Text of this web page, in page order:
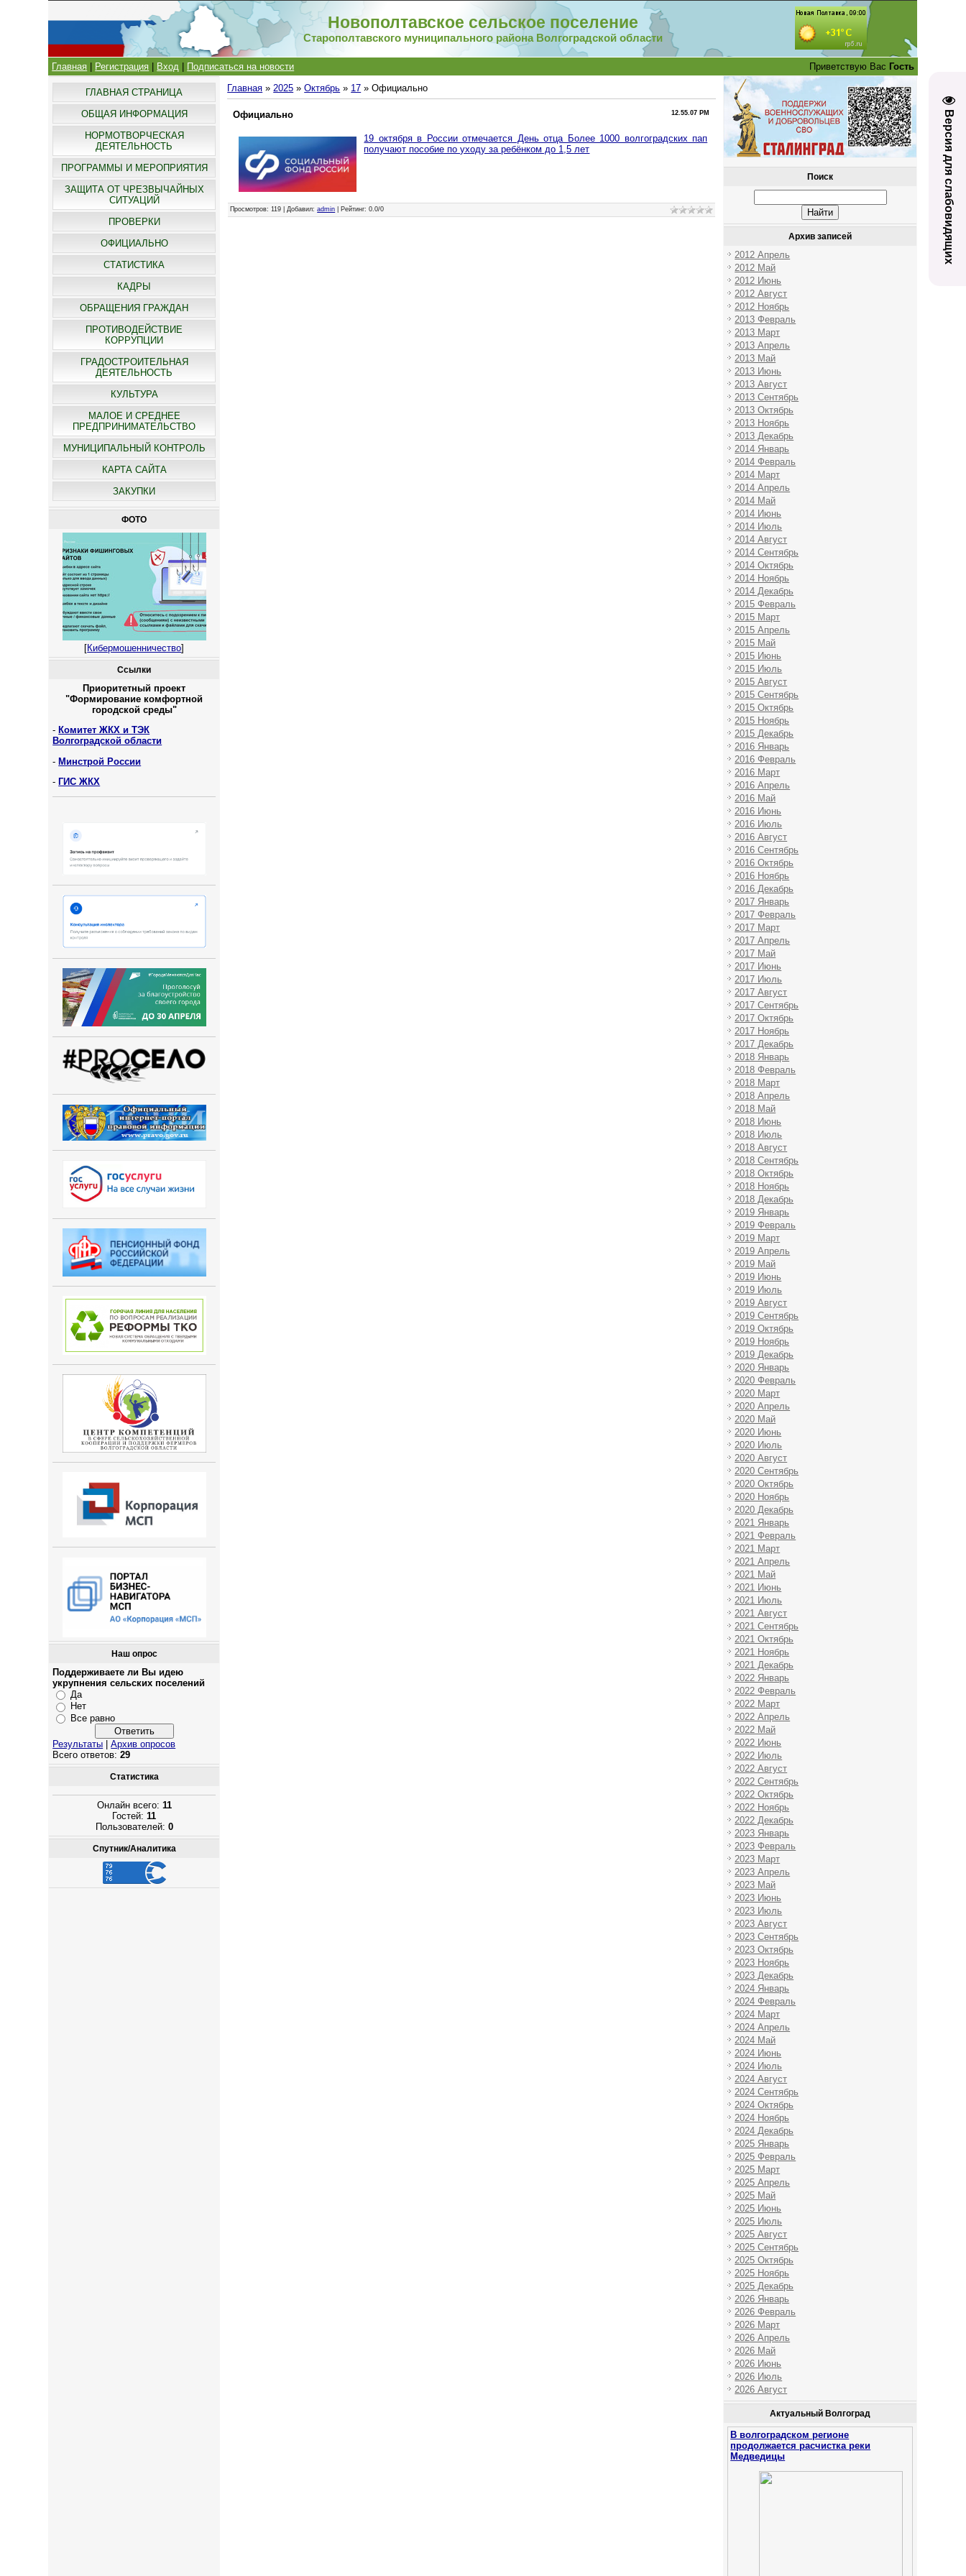
Версия для слабовидящих
Новополтавское сельское поселение
Старополтавского муниципального района Волгоградской области
Главная Регистрация Вход Подписаться на новости Приветствую Вас Гость
ГЛАВНАЯ СТРАНИЦА
ОБЩАЯ ИНФОРМАЦИЯ
НОРМОТВОРЧЕСКАЯ
ДЕЯТЕЛЬНОСТЬ
ПРОГРАММЫ И МЕРОПРИЯТИЯ
ЗАЩИТА ОТ ЧРЕЗВЫЧАЙНЫХ
СИТУАЦИЙ
ПРОВЕРКИ
ОФИЦИАЛЬНО
СТАТИСТИКА
КАДРЫ
ОБРАЩЕНИЯ ГРАЖДАН
ПРОТИВОДЕЙСТВИЕ
КОРРУПЦИИ
ГРАДОСТРОИТЕЛЬНАЯ
ДЕЯТЕЛЬНОСТЬ
КУЛЬТУРА
МАЛОЕ И СРЕДНЕЕ
ПРЕДПРИНИМАТЕЛЬСТВО
МУНИЦИПАЛЬНЫЙ КОНТРОЛЬ
КАРТА САЙТА
ЗАКУПКИ
ФОТО
[Кибермошенничество]
Ссылки
Приоритетный проект
"Формирование комфортной
городской среды"
- Комитет ЖКХ и ТЭК
Волгоградской области
-Минстрой России
- ГИС ЖКХ
Наш опрос
Поддерживаете ли Вы идею
укрупнения сельских поселений
Да
Нет
Все равно
Результаты |Архив опросов
Всего ответов:29
Статистика
Онлайн всего: 11
Гостей:11
Пользователей: 0
Спутник/Аналитика
Главная »2025 » Октябрь » 17 » Официально
12.55.07 PM
Официально
19 октября в России отмечается День отца Более 1000 волгоградских пап
получают пособие по уходу за ребёнком до 1,5 лет
Просмотров: 119 |Добавил:admin Рейтинг:0.0/0
Поиск
Архив записей
2012 Апрель
2012 Май
2012 Июнь
2012 Август
2012 Ноябрь
2013 Февраль
2013 Март
2013 Апрель
2013 Май
2013 Июнь
2013 Август
2013 Сентябрь
2013 Октябрь
2013 Ноябрь
2013 Декабрь
2014 Январь
2014 Февраль
2014 Март
2014 Апрель
2014 Май
2014 Июнь
2014 Июль
2014 Август
2014 Сентябрь
2014 Октябрь
2014 Ноябрь
2014 Декабрь
2015 Февраль
2015 Март
2015 Апрель
2015 Май
2015 Июнь
2015 Июль
2015 Август
2015 Сентябрь
2015 Октябрь
2015 Ноябрь
2015 Декабрь
2016 Январь
2016 Февраль
2016 Март
2016 Апрель
2016 Май
2016 Июнь
2016 Июль
2016 Август
2016 Сентябрь
2016 Октябрь
2016 Ноябрь
2016 Декабрь
2017 Январь
2017 Февраль
2017 Март
2017 Апрель
2017 Май
2017 Июнь
2017 Июль
2017 Август
2017 Сентябрь
2017 Октябрь
2017 Ноябрь
2017 Декабрь
2018 Январь
2018 Февраль
2018 Март
2018 Апрель
2018 Май
2018 Июнь
2018 Июль
2018 Август
2018 Сентябрь
2018 Октябрь
2018 Ноябрь
2018 Декабрь
2019 Январь
2019 Февраль
2019 Март
2019 Апрель
2019 Май
2019 Июнь
2019 Июль
2019 Август
2019 Сентябрь
2019 Октябрь
2019 Ноябрь
2019 Декабрь
2020 Январь
2020 Февраль
2020 Март
2020 Апрель
2020 Май
2020 Июнь
2020 Июль
2020 Август
2020 Сентябрь
2020 Октябрь
2020 Ноябрь
2020 Декабрь
2021 Январь
2021 Февраль
2021 Март
2021 Апрель
2021 Май
2021 Июнь
2021 Июль
2021 Август
2021 Сентябрь
2021 Октябрь
2021 Ноябрь
2021 Декабрь
2022 Январь
2022 Февраль
2022 Март
2022 Апрель
2022 Май
2022 Июнь
2022 Июль
2022 Август
2022 Сентябрь
2022 Октябрь
2022 Ноябрь
2022 Декабрь
2023 Январь
2023 Февраль
2023 Март
2023 Апрель
2023 Май
2023 Июнь
2023 Июль
2023 Август
2023 Сентябрь
2023 Октябрь
2023 Ноябрь
2023 Декабрь
2024 Январь
2024 Февраль
2024 Март
2024 Апрель
2024 Май
2024 Июнь
2024 Июль
2024 Август
2024 Сентябрь
2024 Октябрь
2024 Ноябрь
2024 Декабрь
2025 Январь
2025 Февраль
2025 Март
2025 Апрель
2025 Май
2025 Июнь
2025 Июль
2025 Август
2025 Сентябрь
2025 Октябрь
2025 Ноябрь
2025 Декабрь
2026 Январь
2026 Февраль
2026 Март
2026 Апрель
2026 Май
2026 Июнь
2026 Июль
2026 Август
Актуальный Волгоград
В волгоградском регионе
продолжается расчистка реки
Медведицы